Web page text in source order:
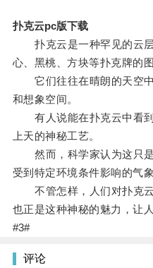
扑克云pc版下载
扑克云是一种罕见的云层
心、黑桃、方块等扑克牌的图
它们往往在晴朗的天空中
和想象空间。
有人说能在扑克云中看到
上天的神秘工艺。
然而，科学家认为这只是
受到特定环境条件影响的气象
不管怎样，人们对扑克云
也正是这种神秘的魅力，让
#3#
评论